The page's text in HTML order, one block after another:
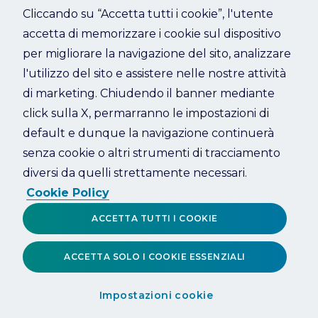
Refresh
Cliccando su “Accetta tutti i cookie”, l'utente
accetta di memorizzare i cookie sul dispositivo
per migliorare la navigazione del sito, analizzare
l'utilizzo del sito e assistere nelle nostre attività
di marketing. Chiudendo il banner mediante
click sulla X, permarranno le impostazioni di
default e dunque la navigazione continuerà
senza cookie o altri strumenti di tracciamento
diversi da quelli strettamente necessari.
Cookie Policy
Impostazioni cookie
ACCETTA SOLO I COOKIE ESSENZIALI
ACCETTA TUTTI I COOKIE